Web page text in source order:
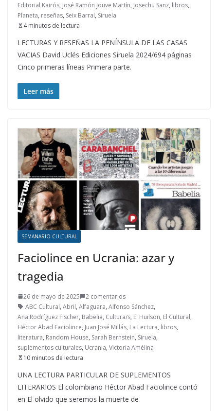
Editorial Kairós, José Ramón Jouve Martín, Josechu Sanz, libros,
Planeta, reseñas, Seix Barral, Siruela
4 minutos de lectura
LECTURAS Y RESEÑAS LA PENÍNSULA DE LAS CASAS
VACIAS David Uclés Ediciones Siruela 2024/694 páginas
Cinco primeras líneas Primera parte.
Leer más
SEMANARIO CULTURAL
Faciolince en Ucrania: azar y
tragedia
26 de mayo de 2025
2 comentarios
ABC Cultural, Abril, Alfaguara, Alfonso Sánchez,
Ana Rodríguez Fischer, Babelia, Cultura/s, E. Huilson, El Cultural,
Héctor Abad Faciolince, Juan José Millás, La Lectura, libros,
literatura, Random House, Sarah Bernstein, Siruela,
suplementos culturales, Ucrania, Victoria Amélina
10 minutos de lectura
UNA LECTURA PARTICULAR DE SUPLEMENTOS
LITERARIOS El colombiano Héctor Abad Faciolince contó
en El olvido que seremos la muerte de